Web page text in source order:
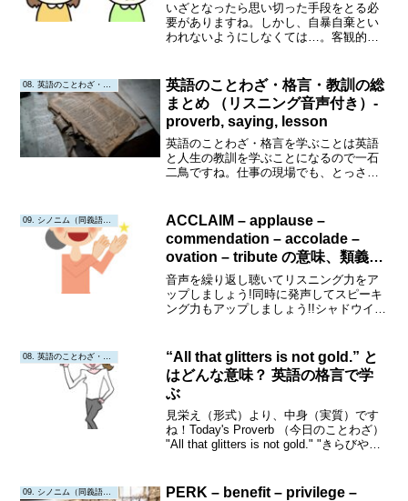
いざとなったら思い切った手段をとる必
要がありますね。しかし、自暴自棄とい
われないようにしなくては…。客観的・
times call for de...
08. 英語のことわざ・教訓
英語のことわざ・格言・教訓の総
まとめ （リスニング音声付き）-
proverb, saying, lesson
英語のことわざ・格言を学ぶことは英語
と人生の教訓を学ぶことになるので一石
二鳥ですね。仕事の現場でも、とっさに
す。リスニング音声は、各ことわざ・格
言のリンク先URLから、ご...
09. シノニム（同義語・類義語）
ACCLAIM – applause –
commendation – accolade –
ovation – tribute の意味、類義
語、例文（英語リスニング付き）
音声を繰り返し聴いてリスニング力をア
ップしましょう!同時に発声してスピーキ
ング力もアップしましょう!!シャドウイン
に対して広く賞賛や評価を示すことを指
します...
“All that glitters is not gold.” と
はどんな意味？ 英語の格言で学
ぶ
見栄え（形式）より、中身（実質）です
ね！Today's Proverb （今日のことわざ）
"All that glitters is not gold." "きらびやか
09. シノニム（同義語・類義語）
PERK – benefit – privilege –